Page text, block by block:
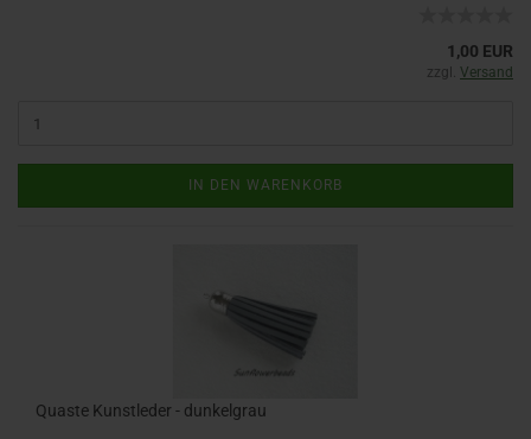
1,00 EUR
zzgl. Versand
IN DEN WARENKORB
Quaste Kunstleder - dunkelgrau